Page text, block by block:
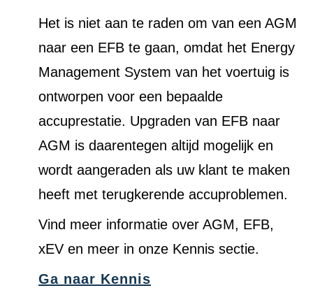
Het is niet aan te raden om van een AGM
naar een EFB te gaan, omdat het Energy
Management System van het voertuig is
ontworpen voor een bepaalde
accuprestatie. Upgraden van EFB naar
AGM is daarentegen altijd mogelijk en
wordt aangeraden als uw klant te maken
heeft met terugkerende accuproblemen.
Vind meer informatie over AGM, EFB,
xEV en meer in onze Kennis sectie.
Ga naar Kennis